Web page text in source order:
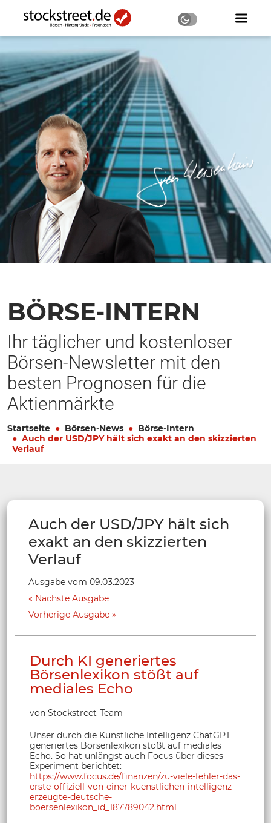
BÖRSE-INTERN
Ihr täglicher und kostenloser
Börsen-Newsletter mit den
besten Prognosen für die
Aktienmärkte
Startseite Börsen-News
Börse-Intern
Auch der USD/JPY hält sich exakt an den skizzierten
Verlauf
Auch der USD/JPY hält sich
exakt an den skizzierten
Verlauf
Ausgabe vom 09.03.2023
Nächste Ausgabe
Vorherige Ausgabe
Durch KI generiertes
Börsenlexikon stößt auf
mediales Echo
von Stockstreet-Team
Unser durch die Künstliche Intelligenz ChatGPT
generiertes Börsenlexikon stößt auf mediales
Echo. So hat unlängst auch Focus über dieses
Experiment berichtet:
https://www.focus.de/finanzen/zu-viele-fehler-das-
erste-offiziell-von-einer-kuenstlichen-intelligenz-
erzeugte-deutsche-
boersenlexikon_id_187789042.html